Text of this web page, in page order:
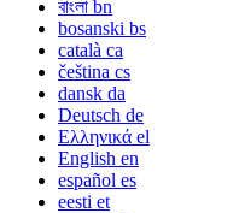
বাংলা bn
bosanski bs
català ca
čeština cs
dansk da
Deutsch de
Ελληνικά el
English en
español es
eesti et